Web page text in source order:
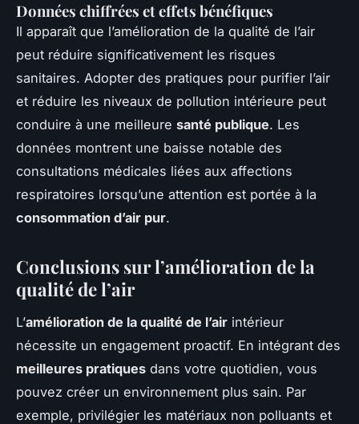
Données chiffrées et effets bénéfiques
Il apparaît que l’amélioration de la qualité de l’air
peut réduire significativement les risques
sanitaires. Adopter des pratiques pour purifier l’air
et réduire les niveaux de pollution intérieure peut
conduire à une meilleure santé publique. Les
données montrent une baisse notable des
consultations médicales liées aux affections
respiratoires lorsqu’une attention est portée à la
consommation d’air pur.
Conclusions sur l’amélioration de la
qualité de l’air
L’amélioration de la qualité de l’air intérieur
nécessite un engagement proactif. En intégrant des
meilleures pratiques dans votre quotidien, vous
pouvez créer un environnement plus sain. Par
exemple, privilégier les matériaux non polluants et